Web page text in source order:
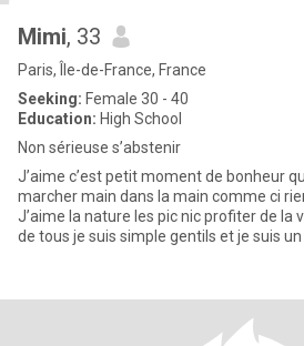
Mimi, 33
Paris, Île-de-France, France
Seeking: Female 30 - 40
Education: High School
Non sérieuse s’abstenir
J’aime c’est petit moment de bonheur
marcher main dans la main comme ci
J’aime la nature les pic nic profiter de la vie Rire tous les
de tous je suis simple gentils et je suis un